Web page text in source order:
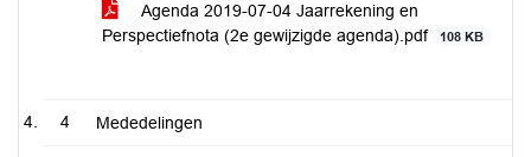
Agenda 2019-07-04 Jaarrekening en
Perspectiefnota (2e gewijzigde agenda).pdf
108 KB
4 Mededelingen